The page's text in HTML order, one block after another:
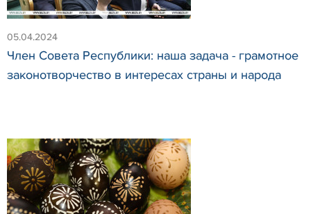
05.04.2024
Член Совета Республики: наша задача - грамотное
законотворчество в интересах страны и народа